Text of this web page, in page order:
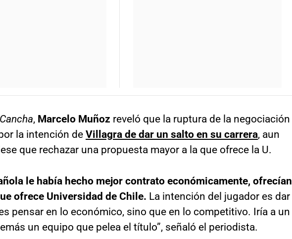
, Marcelo Muñoz reveló que la ruptura de la negociación
la intención de Villagra de dar un salto en su carrera, aun
que rechazar una propuesta mayor a la que ofrece la U.
le había hecho mejor contrato económicamente, ofrecían
ofrece Universidad de Chile. La intención del jugador es dar
pensar en lo económico, sino que en lo competitivo. Iría a un
un equipo que pelea el título”, señaló el periodista.